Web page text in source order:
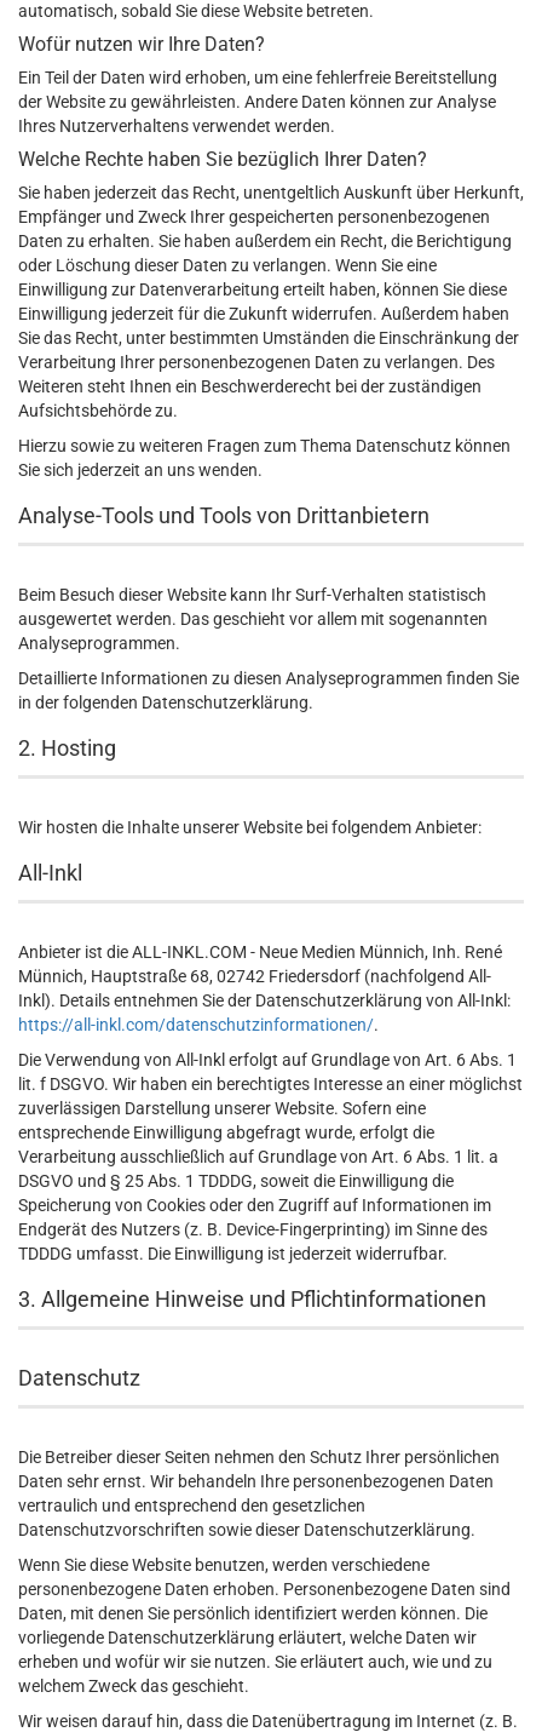
automatisch, sobald Sie diese Website betreten.
Wofür nutzen wir Ihre Daten?
Ein Teil der Daten wird erhoben, um eine fehlerfreie Bereitstellung
der Website zu gewährleisten. Andere Daten können zur Analyse
Ihres Nutzerverhaltens verwendet werden.
Welche Rechte haben Sie bezüglich Ihrer Daten?
Sie haben jederzeit das Recht, unentgeltlich Auskunft über Herkunft,
Empfänger und Zweck Ihrer gespeicherten personenbezogenen
Daten zu erhalten. Sie haben außerdem ein Recht, die Berichtigung
oder Löschung dieser Daten zu verlangen. Wenn Sie eine
Einwilligung zur Datenverarbeitung erteilt haben, können Sie diese
Einwilligung jederzeit für die Zukunft widerrufen. Außerdem haben
Sie das Recht, unter bestimmten Umständen die Einschränkung der
Verarbeitung Ihrer personenbezogenen Daten zu verlangen. Des
Weiteren steht Ihnen ein Beschwerderecht bei der zuständigen
Aufsichtsbehörde zu.
Hierzu sowie zu weiteren Fragen zum Thema Datenschutz können
Sie sich jederzeit an uns wenden.
Analyse-Tools und Tools von Dritt­anbietern
Beim Besuch dieser Website kann Ihr Surf-Verhalten statistisch
ausgewertet werden. Das geschieht vor allem mit sogenannten
Analyseprogrammen.
Detaillierte Informationen zu diesen Analyseprogrammen finden Sie
in der folgenden Datenschutzerklärung.
2. Hosting
Wir hosten die Inhalte unserer Website bei folgendem Anbieter:
All-Inkl
Anbieter ist die ALL-INKL.COM - Neue Medien Münnich, Inh. René
Münnich, Hauptstraße 68, 02742 Friedersdorf (nachfolgend All-
Inkl). Details entnehmen Sie der Datenschutzerklärung von All-Inkl:
https://all-inkl.com/datenschutzinformationen/.
Die Verwendung von All-Inkl erfolgt auf Grundlage von Art. 6 Abs. 1
lit. f DSGVO. Wir haben ein berechtigtes Interesse an einer möglichst
zuverlässigen Darstellung unserer Website. Sofern eine
entsprechende Einwilligung abgefragt wurde, erfolgt die
Verarbeitung ausschließlich auf Grundlage von Art. 6 Abs. 1 lit. a
DSGVO und § 25 Abs. 1 TDDDG, soweit die Einwilligung die
Speicherung von Cookies oder den Zugriff auf Informationen im
Endgerät des Nutzers (z. B. Device-Fingerprinting) im Sinne des
TDDDG umfasst. Die Einwilligung ist jederzeit widerrufbar.
3. Allgemeine Hinweise und Pflicht­informationen
Datenschutz
Die Betreiber dieser Seiten nehmen den Schutz Ihrer persönlichen
Daten sehr ernst. Wir behandeln Ihre personenbezogenen Daten
vertraulich und entsprechend den gesetzlichen
Datenschutzvorschriften sowie dieser Datenschutzerklärung.
Wenn Sie diese Website benutzen, werden verschiedene
personenbezogene Daten erhoben. Personenbezogene Daten sind
Daten, mit denen Sie persönlich identifiziert werden können. Die
vorliegende Datenschutzerklärung erläutert, welche Daten wir
erheben und wofür wir sie nutzen. Sie erläutert auch, wie und zu
welchem Zweck das geschieht.
Wir weisen darauf hin, dass die Datenübertragung im Internet (z. B.